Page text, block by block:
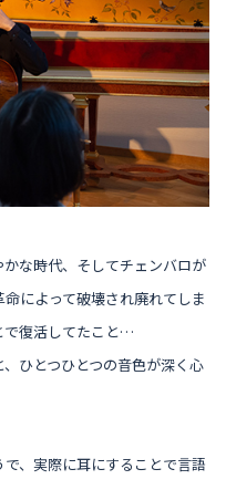
な時代、そしてチェンバロが
によって破壊され廃れてしま
で復活してたこと…
ひとつひとつの音色が深く心
、実際に耳にすることで言語